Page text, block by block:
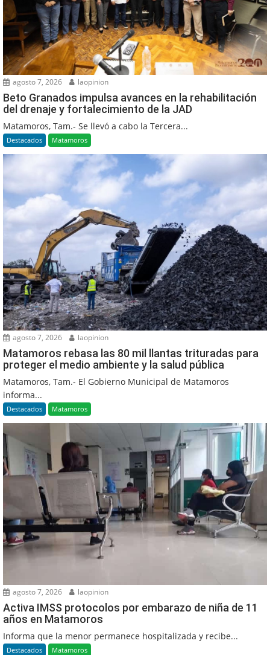
agosto 7, 2026 laopinion
Beto Granados impulsa avances en la rehabilitación
del drenaje y fortalecimiento de la JAD
Matamoros, Tam.- Se llevó a cabo la Tercera...
Destacados Matamoros
agosto 7, 2026 laopinion
Matamoros rebasa las 80 mil llantas trituradas para
proteger el medio ambiente y la salud pública
Matamoros, Tam.- El Gobierno Municipal de Matamoros
informa...
Destacados Matamoros
agosto 7, 2026 laopinion
Activa IMSS protocolos por embarazo de niña de 11
años en Matamoros
Informa que la menor permanece hospitalizada y recibe...
Destacados Matamoros